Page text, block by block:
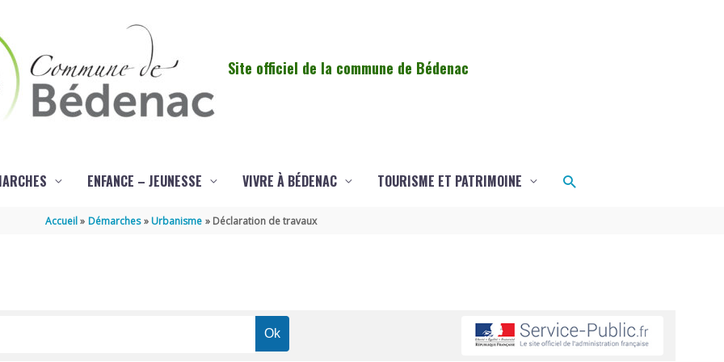
Site officiel de la commune de Bédenac
ENFANCE – JEUNESSE VIVRE À BÉDENAC TOURISME ET PATRIMOINE Rechercher
Accueil Démarches Urbanisme Déclaration de travaux